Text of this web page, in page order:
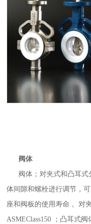
阀体
阀体；对夹式和凸耳式
体间隙和螺栓进行调节，
座和阀板的使用寿命 。对
ASMEClass150 ；凸耳式